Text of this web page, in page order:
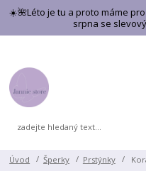
☀️🌺Léto je tu a proto máme pro
srpna se
Úvod Šperky Prstýnky